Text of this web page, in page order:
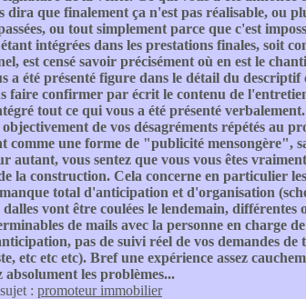
dira que finalement ça n'est pas réalisable, ou
ou tout simplement parce que c'est
intégrées dans les prestations finales, soit
est censé savoir précisément où en est le
a été présenté figure dans le détail du
faire confirmer par écrit le contenu de
tout ce qui vous a été présenté
de vos désagréments répétés au
comme une forme de "publicité mensongère",
autant, vous sentez que vous vous êtes
la construction. Cela concerne en particulier
total d'anticipation et d'organisation
vont être coulées le lendemain, différentes
de mails avec la personne en charge
pas de suivi réel de vos demandes
etc etc etc). Bref une expérience assez
absolument les problèmes...
: promoteur immobilier